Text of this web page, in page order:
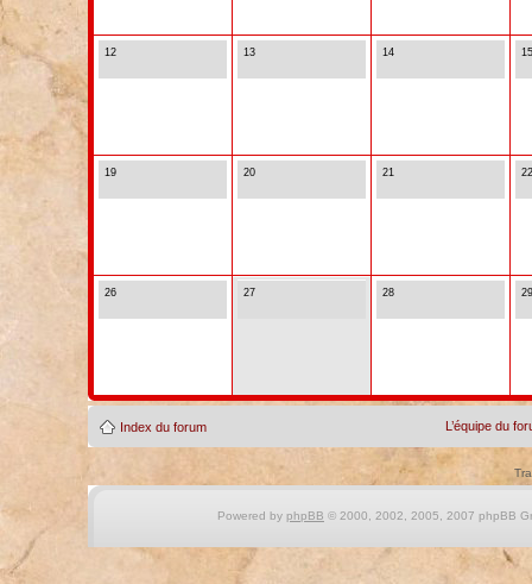
12 13 14 15
19 20 21 22
26 27 28 29
Index du forum L’équipe du
Powered by phpBB © 2000, 2002, 2005, 2007 phpBB